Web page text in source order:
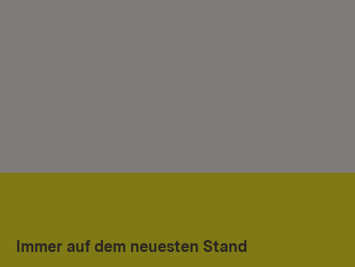
Immer auf dem neuesten Stand